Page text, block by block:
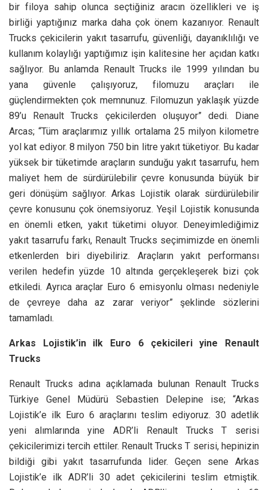
bir filoya sahip olunca seçtiğiniz aracın özellikleri ve iş
birliği yaptığınız marka daha çok önem kazanıyor. Renault
Trucks çekicilerin yakıt tasarrufu, güvenliği, dayanıklılığı ve
kullanım kolaylığı yaptığımız işin kalitesine her açıdan katkı
sağlıyor. Bu anlamda Renault Trucks ile 1999 yılından bu
yana güvenle çalışıyoruz, filomuzu araçları ile
güçlendirmekten çok memnunuz. Filomuzun yaklaşık yüzde
89’u Renault Trucks çekicilerden oluşuyor” dedi. Diane
Arcas; “Tüm araçlarımız yıllık ortalama 25 milyon kilometre
yol kat ediyor. 8 milyon 750 bin litre yakıt tüketiyor. Bu kadar
yüksek bir tüketimde araçların sunduğu yakıt tasarrufu, hem
maliyet hem de sürdürülebilir çevre konusunda büyük bir
geri dönüşüm sağlıyor. Arkas Lojistik olarak sürdürülebilir
çevre konusunu çok önemsiyoruz. Yeşil Lojistik konusunda
en önemli etken, yakıt tüketimi oluyor. Deneyimlediğimiz
yakıt tasarrufu farkı, Renault Trucks seçimimizde en önemli
etkenlerden biri diyebiliriz. Araçların yakıt performansı
verilen hedefin yüzde 10 altında gerçekleşerek bizi çok
etkiledi. Ayrıca araçlar Euro 6 emisyonlu olması nedeniyle
de çevreye daha az zarar veriyor” şeklinde sözlerini
tamamladı.
Arkas Lojistik’in ilk Euro 6 çekicileri yine Renault
Trucks
Renault Trucks adına açıklamada bulunan Renault Trucks
Türkiye Genel Müdürü Sebastien Delepine ise; “Arkas
Lojistik’e ilk Euro 6 araçlarını teslim ediyoruz. 30 adetlik
yeni alımlarında yine ADR’li Renault Trucks T serisi
çekicilerimizi tercih ettiler. Renault Trucks T serisi, hepinizin
bildiği gibi yakıt tasarrufunda lider. Geçen sene Arkas
Lojistik’e ilk ADR’li 30 adet çekicilerini teslim etmiştik.